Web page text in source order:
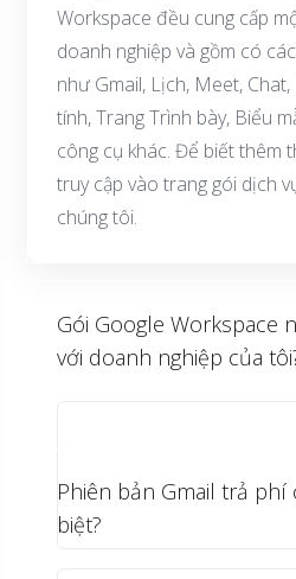
Workspace đều cung cấp
doanh nghiệp và gồm có
như Gmail, Lịch, Meet,
tính, Trang Trình bày, Biểu
công cụ khác. Để biết thêm
truy cập vào trang gói dịch
chúng tôi.
Gói Google Workspace
với doanh nghiệp của
Phiên bản Gmail trả phí
biệt?